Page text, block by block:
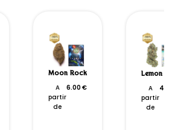
Moon Rock
A
partir
de
6.00 €
Lemon Haze
A
partir
de
4.50